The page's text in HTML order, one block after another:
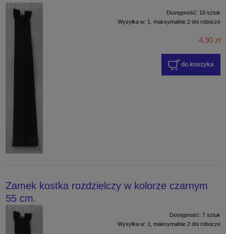
Dostępność: 10 sztuk
Wysyłka w: 1, maksymalnie 2 dni robocze
4,90 zł
do koszyka
Zamek kostka rozdzielczy w kolorze czarnym
55 cm.
Dostępność: 7 sztuk
Wysyłka w: 1, maksymalnie 2 dni robocze